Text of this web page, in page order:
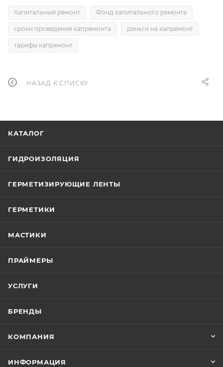
Капитальный ремонт Фонд капитального ремонта
сроки проведения капремонта деньги на капремонт
тарифы капремонт
НАЗАД К СПИСКУ
КАТАЛОГ
ГИДРОИЗОЛЯЦИЯ
ГЕРМЕТИЗИРУЮЩИЕ ЛЕНТЫ
ГЕРМЕТИКИ
МАСТИКИ
ПРАЙМЕРЫ
УСЛУГИ
БРЕНДЫ
КОМПАНИЯ
ИНФОРМАЦИЯ